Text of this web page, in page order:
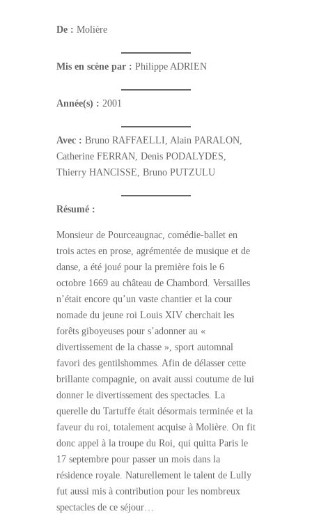
De : Molière
Mis en scène par : Philippe ADRIEN
Année(s) : 2001
Avec : Bruno RAFFAELLI, Alain PARALON,
Catherine FERRAN, Denis PODALYDES,
Thierry HANCISSE, Bruno PUTZULU
Résumé :
Monsieur de Pourceaugnac, comédie-ballet en
trois actes en prose, agrémentée de musique et de
danse, a été joué pour la première fois le 6
octobre 1669 au château de Chambord. Versailles
n’était encore qu’un vaste chantier et la cour
nomade du jeune roi Louis XIV cherchait les
forêts giboyeuses pour s’adonner au «
divertissement de la chasse », sport automnal
favori des gentilshommes. Afin de délasser cette
brillante compagnie, on avait aussi coutume de lui
donner le divertissement des spectacles. La
querelle du Tartuffe était désormais terminée et la
faveur du roi, totalement acquise à Molière. On fit
donc appel à la troupe du Roi, qui quitta Paris le
17 septembre pour passer un mois dans la
résidence royale. Naturellement le talent de Lully
fut aussi mis à contribution pour les nombreux
spectacles de ce séjour…